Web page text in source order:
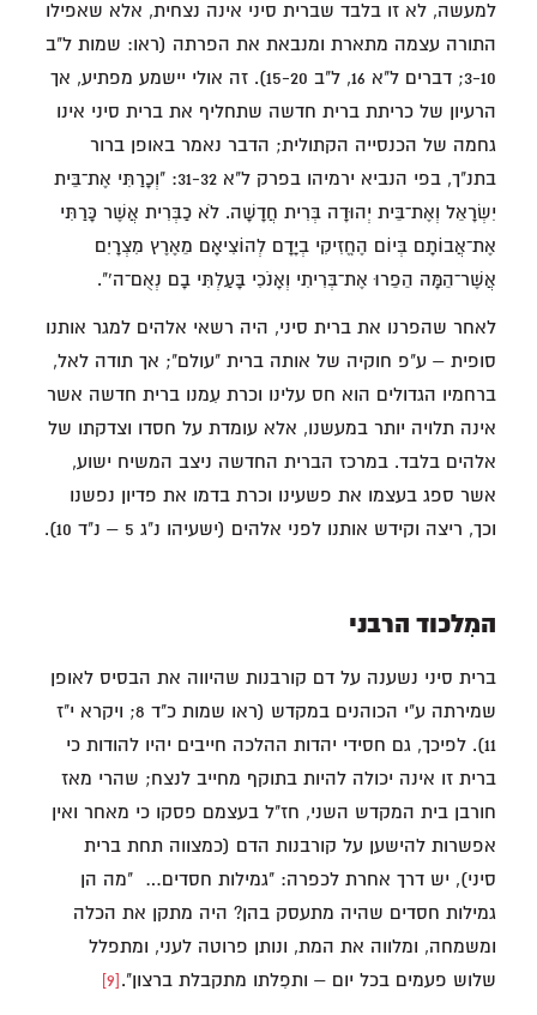
למעשה, לא זו בלבד שברית סיני אינה נצחית, אלא שאפילו
התורה עצמה מתארת ומנבאת את הפרתה (ראו: שמות ל"ב
3-10; דברים ל"א 16, ל"ב 15-20). זה אולי יישמע מפתיע, אך
הרעיון של כריתת ברית חדשה שתחליף את ברית סיני אינו
גחמה של הכנסייה הקתולית; הדבר נאמר באופן ברור
בתנ"ך, בפי הנביא ירמיהו בפרק ל"א 31-32: "וְכָרַתִּי אֶת־בֵּית
יִשְׂרָאֵל וְאֶת־בֵּית יְהוּדָה בְּרִית חֲדָשָׁה. לֹא כַבְּרִית אֲשֶׁר כָּרַתִּי
אֶת־אֲבוֹתָם בְּיוֹם הֶחֱזִיקִי בְיָדָם לְהוֹצִיאָם מֵאֶרֶץ מִצְרָיִם
אֲשֶׁר־הֵמָּה הֵפֵרוּ אֶת־בְּרִיתִי וְאָנֹכִי בָּעַלְתִּי בָם נְאֻם־ה'".
לאחר שהפרנו את ברית סיני, היה רשאי אלהים למגר אותנו
סופית – ע"פ חוקיה של אותה ברית "עולם"; אך תודה לאל,
ברחמיו הגדולים הוא חס עלינו וכרת עִמנו ברית חדשה אשר
אינה תלויה יותר במעשנו, אלא עומדת על חסדו וצדקתו של
אלהים בלבד. במרכז הברית החדשה ניצב המשיח ישוע,
אשר ספג בעצמו את פשעינו וכרת בדמו את פדיון נפשנו
וכך, ריצה וקידש אותנו לפני אלהים (ישעיהו נ"ג 5 – נ"ד 10).
המִלכוד הרבני
ברית סיני נשענה על דם קורבנות שהיווה את הבסיס לאופן
שמירתה ע"י הכוהנים במקדש (ראו שמות כ"ד 8; ויקרא י"ז
11). לפיכך, גם חסידי יהדות ההלכה חייבים יהיו להודות כי
ברית זו אינה יכולה להיות בתוקף מחייב לנצח; שהרי מאז
חורבן בית המקדש השני, חז"ל בעצמם פסקו כי מאחר ואין
אפשרות להישען על קורבנות הדם (כמצווה תחת ברית
סיני), יש דרך אחרת לכפרה: "גמילות חסדים… "מה הן
גמילות חסדים שהיה מתעסק בהן? היה מתקן את הכלה
ומשמחה, ומלווה את המת, ונותן פרוטה לעני, ומתפלל
שלוש פעמים בכל יום – ותפִלתו מתקבלת ברצון".[9]